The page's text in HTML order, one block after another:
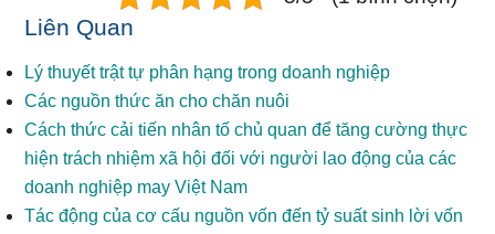
Liên Quan
Lý thuyết trật tự phân hạng trong doanh nghiệp
Các nguồn thức ăn cho chăn nuôi
Cách thức cải tiến nhân tố chủ quan để tăng cường thực
hiện trách nhiệm xã hội đối với người lao động của các
doanh nghiệp may Việt Nam
Tác động của cơ cấu nguồn vốn đến tỷ suất sinh lời vốn